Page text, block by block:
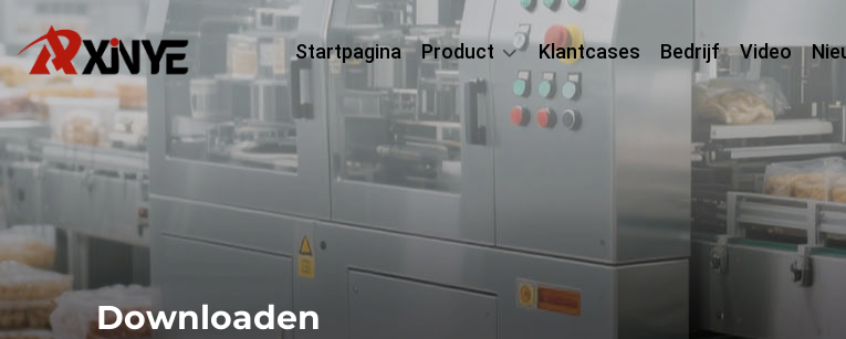
Startpagina Product Klantcases Bedrijf Video
Downloaden